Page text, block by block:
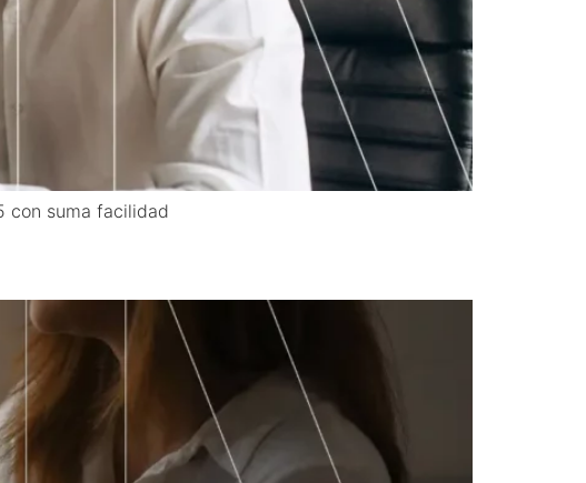
con suma facilidad